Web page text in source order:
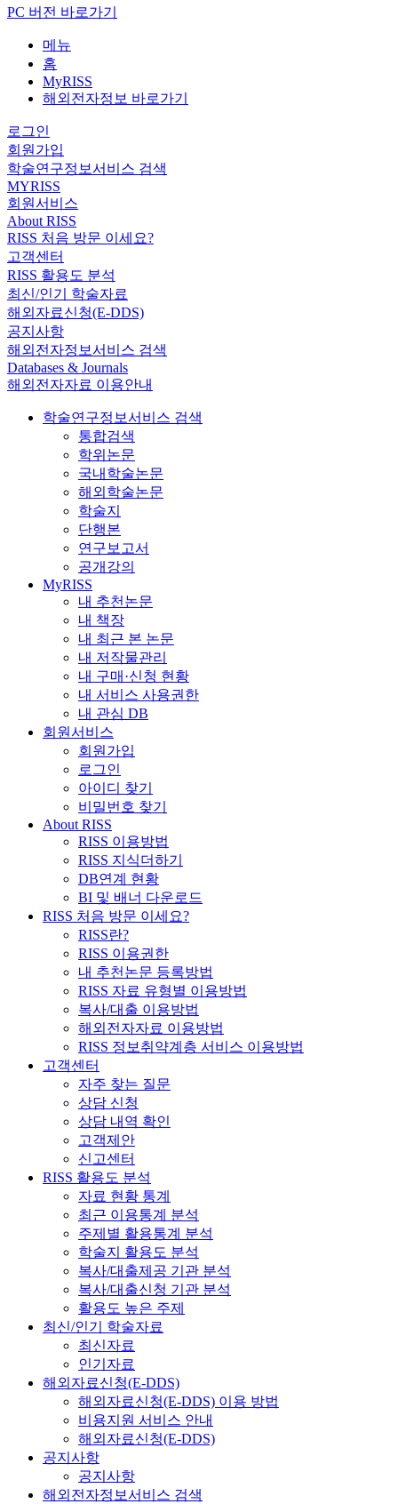
PC 버전 바로가기
메뉴
홈
MyRISS
해외전자정보 바로가기
로그인
회원가입
학술연구정보서비스 검색
MYRISS
회원서비스
About RISS
RISS 처음 방문 이세요?
고객센터
RISS 활용도 분석
최신/인기 학술자료
해외자료신청(E-DDS)
공지사항
해외전자정보서비스 검색
Databases & Journals
해외전자자료 이용안내
학술연구정보서비스 검색
통합검색
학위논문
국내학술논문
해외학술논문
학술지
단행본
연구보고서
공개강의
MyRISS
내 추천논문
내 책장
내 최근 본 논문
내 저작물관리
내 구매·신청 현황
내 서비스 사용권한
내 관심 DB
회원서비스
회원가입
로그인
아이디 찾기
비밀번호 찾기
About RISS
RISS 이용방법
RISS 지식더하기
DB연계 현황
BI 및 배너 다운로드
RISS 처음 방문 이세요?
RISS란?
RISS 이용권한
내 추천논문 등록방법
RISS 자료 유형별 이용방법
복사/대출 이용방법
해외전자자료 이용방법
RISS 정보취약계층 서비스 이용방법
고객센터
자주 찾는 질문
상담 신청
상담 내역 확인
고객제안
신고센터
RISS 활용도 분석
자료 현황 통계
최근 이용통계 분석
주제별 활용통계 분석
학술지 활용도 분석
복사/대출제공 기관 분석
복사/대출신청 기관 분석
활용도 높은 주제
최신/인기 학술자료
최신자료
인기자료
해외자료신청(E-DDS)
해외자료신청(E-DDS) 이용 방법
비용지원 서비스 안내
해외자료신청(E-DDS)
공지사항
공지사항
해외전자정보서비스 검색